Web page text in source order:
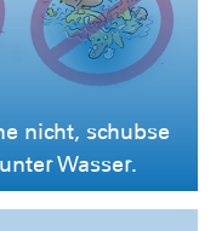
nicht, schubse
Wasser.